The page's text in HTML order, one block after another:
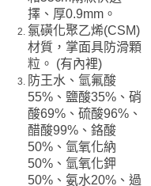
擇、厚0.9mm。
氯磺化聚乙烯(CSM)
材質，掌面具防滑顆
粒。 (有內裡)
防王水、氫氟酸
55%、鹽酸35%、硝
酸69%、硫酸96%、
醋酸99%、鉻酸
50%、氫氧化納
50%、氫氧化鉀
50%、氨水20%、過